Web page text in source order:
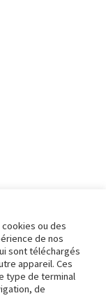
ou des
de nos
sont téléchargés
appareil. Ces
type de terminal
de